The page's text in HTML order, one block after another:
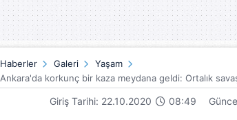
Haberler Galeri
Yaşam
Ankara'da korkunç bir kaza meydana geldi: Ortalık
Giriş Tarihi: 22.10.2020 08:49